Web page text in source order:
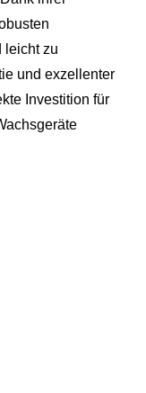
leicht zu
und exzellenter
Investition für